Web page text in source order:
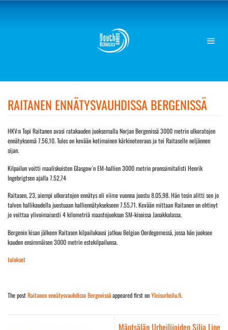
Skip
RAITANEN ENNÄTYSVAUHDISSA BERGENISSÄ
HKV:n Topi Raitanen avasi ratakauden juoksemalla Norjan Bergenissä 3000 metrin ulkoratojen
ennätyksensä 7.56,10. Tulos on kevään kotimainen kärkinoteeraus ja toi Raitaselle neljännen
sijan.
Kilpailun voitti maaliskuisten Glasgow´n EM-hallien 3000 metrin pronssimitalisti Henrik
Ingebrigtsen ajalla 7.52,74
Raitasen, 23, aiempi ulkoratojen ennätys oli viime vuonna juostu 8.05,98. Hän tosin alitti sen jo
talven hallikaudella juostuaan halliennätyksekseen 7.55,71. Kevään mittaan Raitanen on ehtinyt
jo voittaa ylivoimaisesti 4 kilometriä maastojuoksun SM-kisoissa Janakkalassa.
Bergenin kisan jälkeen Raitasen kilpailukausi jatkuu Belgian Oordegemessä, jossa hän juoksee
kauden ensimmäisen 3000 metrin estekilpailunsa.
tulokset
The postRaitanen ennätysvauhdissa Bergenissäappeared first onYleisurheilu.fi.
Mäntsälän Urheilijoiden Silja Line